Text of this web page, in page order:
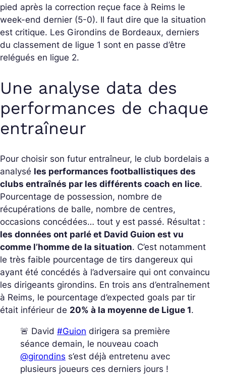
pied après la correction reçue face à Reims le
week-end dernier (5-0). Il faut dire que la situation
est critique. Les Girondins de Bordeaux, derniers
du classement de ligue 1 sont en passe d’être
relégués en ligue 2.
Une analyse data des
performances de chaque
entraîneur
Pour choisir son futur entraîneur, le club bordelais a
analysé les performances footballistiques des
clubs entraînés par les différents coach en lice.
Pourcentage de possession, nombre de
récupérations de balle, nombre de centres,
occasions concédées… tout y est passé. Résultat :
les données ont parlé et David Guion est vu
comme l’homme de la situation. C’est notamment
le très faible pourcentage de tirs dangereux qui
ayant été concédés à l’adversaire qui ont convaincu
les dirigeants girondins. En trois ans d’entraînement
à Reims, le pourcentage d’expected goals par tir
était inférieur de 20% à la moyenne de Ligue 1.
🚨 David #Guion dirigera sa première
séance demain, le nouveau coach
@girondins s’est déjà entretenu avec
plusieurs joueurs ces derniers jours !